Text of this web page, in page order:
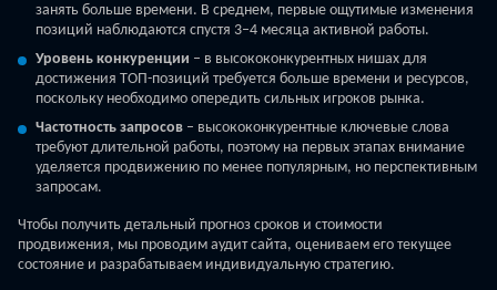
занять больше времени. В среднем, первые ощутимые изменения
позиций наблюдаются спустя 3–4 месяца активной работы.
Уровень конкуренции – в высококонкурентных нишах для
достижения ТОП-позиций требуется больше времени и ресурсов,
поскольку необходимо опередить сильных игроков рынка.
Частотность запросов – высококонкурентные ключевые слова
требуют длительной работы, поэтому на первых этапах внимание
уделяется продвижению по менее популярным, но перспективным
запросам.
Чтобы получить детальный прогноз сроков и стоимости
продвижения, мы проводим аудит сайта, оцениваем его текущее
состояние и разрабатываем индивидуальную стратегию.